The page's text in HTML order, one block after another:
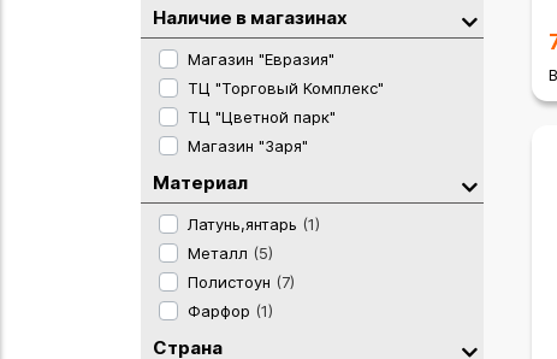
Сувениры Байкал Сибирь
США(1)
Часы настольные
Шкатулки, косметички(1)
Элитные Подарки
Наличие в магазинах
Магазин "Евразия"
ТЦ "Торговый Комплекс"
ТЦ "Цветной парк"
Магазин "Заря"
Материал
Латунь,янтарь (1)
Металл (5)
Полистоун (7)
Фарфор (1)
Страна